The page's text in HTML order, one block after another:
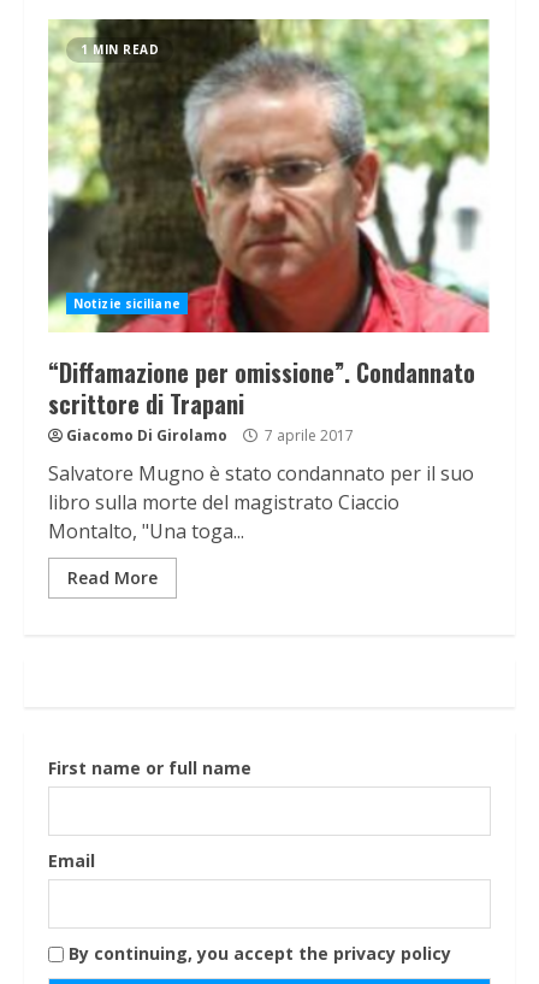
1 MIN READ
Notizie siciliane
“Diffamazione per omissione”. Condannato
scrittore di Trapani
Giacomo Di Girolamo 7 aprile 2017
Salvatore Mugno è stato condannato per il suo
libro sulla morte del magistrato Ciaccio
Montalto, "Una toga...
Read More
First name or full name
Email
By continuing, you accept the privacy policy